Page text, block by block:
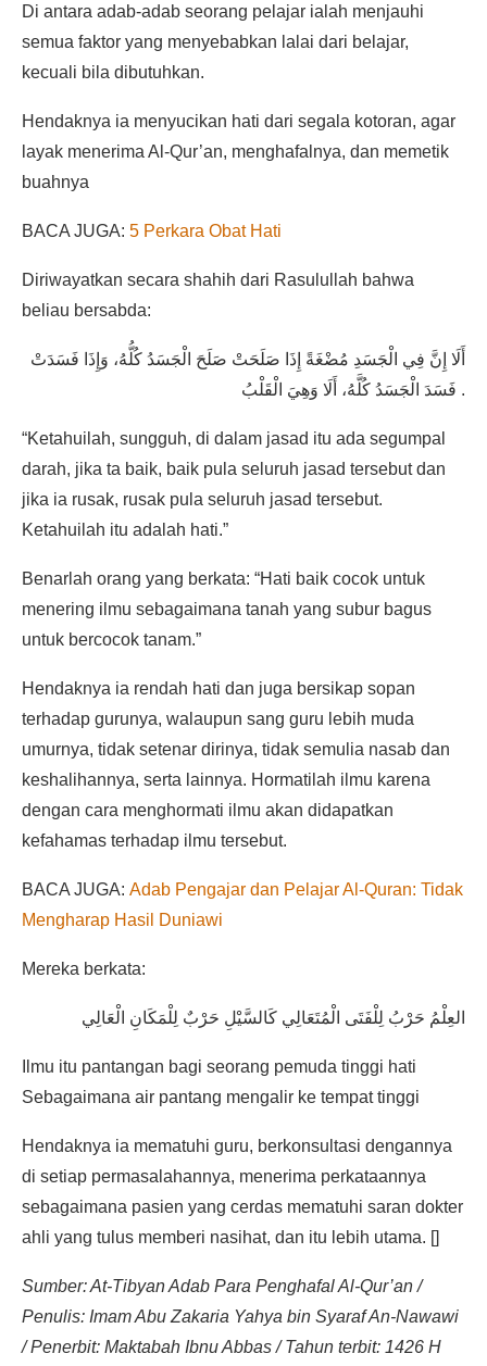
Di antara adab-adab seorang pelajar ialah menjauhi
semua faktor yang menyebabkan lalai dari belajar,
kecuali bila dibutuhkan.
Hendaknya ia menyucikan hati dari segala kotoran, agar
layak menerima Al-Qur’an, menghafalnya, dan memetik
buahnya
BACA JUGA: 5 Perkara Obat Hati
Diriwayatkan secara shahih dari Rasulullah bahwa
beliau bersabda:
أَلَا إِنَّ فِي الْجَسَدِ مُضْغَةً إِذَا صَلَحَتْ صَلَحَ الْجَسَدُ كُلُّهُ، وَإِذَا فَسَدَتْ
فَسَدَ الْجَسَدُ كُلَّهُ، أَلَا وَهِيَ الْقَلْبُ .
“Ketahuilah, sungguh, di dalam jasad itu ada segumpal
darah, jika ta baik, baik pula seluruh jasad tersebut dan
jika ia rusak, rusak pula seluruh jasad tersebut.
Ketahuilah itu adalah hati.”
Benarlah orang yang berkata: “Hati baik cocok untuk
menering ilmu sebagaimana tanah yang subur bagus
untuk bercocok tanam.”
Hendaknya ia rendah hati dan juga bersikap sopan
terhadap gurunya, walaupun sang guru lebih muda
umurnya, tidak setenar dirinya, tidak semulia nasab dan
keshalihannya, serta lainnya. Hormatilah ilmu karena
dengan cara menghormati ilmu akan didapatkan
kefahamas terhadap ilmu tersebut.
BACA JUGA: Adab Pengajar dan Pelajar Al-Quran: Tidak
Mengharap Hasil Duniawi
Mereka berkata:
العِلْمُ حَرْبُ لِلْفَتَى الْمُتَعَالِي كَالسَّيْلِ حَرْبٌ لِلْمَكَانِ الْعَالِي
Ilmu itu pantangan bagi seorang pemuda tinggi hati
Sebagaimana air pantang mengalir ke tempat tinggi
Hendaknya ia mematuhi guru, berkonsultasi dengannya
di setiap permasalahannya, menerima perkataannya
sebagaimana pasien yang cerdas mematuhi saran dokter
ahli yang tulus memberi nasihat, dan itu lebih utama. []
Sumber: At-Tibyan Adab Para Penghafal Al-Qur’an /
Penulis: Imam Abu Zakaria Yahya bin Syaraf An-Nawawi
/ Penerbit: Maktabah Ibnu Abbas / Tahun terbit: 1426 H